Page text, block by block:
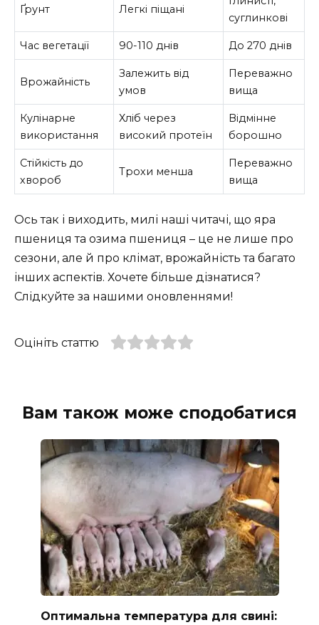
Ґрунт Легкі піщані
суглинкові
Час вегетації 90-110 днів До 270 днів
Врожайність
Залежить від
умов
Переважно
вища
Кулінарне
використання
Хліб через
високий протеїн
Відмінне
борошно
Стійкість до
хвороб
Трохи менша
Переважно
вища
Ось так і виходить, милі наші читачі, що яра
пшениця та озима пшениця – це не лише про
сезони, але й про клімат, врожайність та багато
інших аспектів. Хочете більше дізнатися?
Слідкуйте за нашими оновленнями!
Оцініть статтю
Вам також може сподобатися
Оптимальна температура для свині: